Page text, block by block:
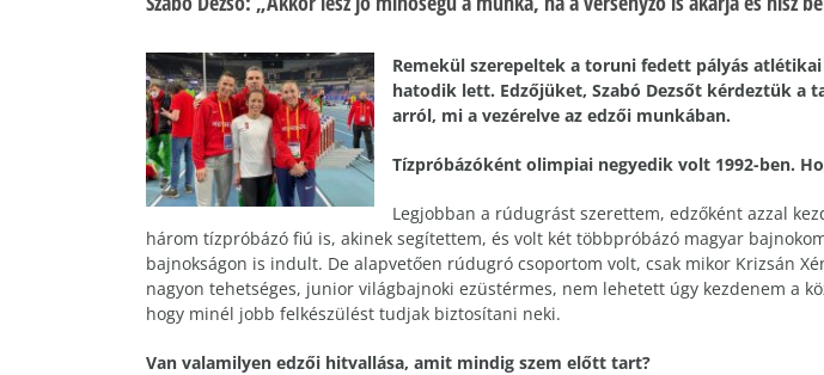
Remekül szerepeltek a toruni fedett pályás
hatodik lett. Edzőjüket, Szabó Dezsőt kérdeztük a
arról, mi a vezérelve az edzői munkában.
Tízpróbázóként olimpiai negyedik volt 1992-ben.
Legjobban a rúdugrást szerettem, edzőként azzal
három tízpróbázó fiú is, akinek segítettem, és volt két többpróbázó magyar
bajnokságon is indult. De alapvetően rúdugró csoportom volt, csak mikor Krizsán
nagyon tehetséges, junior világbajnoki ezüstérmes, nem lehetett úgy kezdenem a
hogy minél jobb felkészülést tudjak biztosítani neki.
Van valamilyen edzői hitvallása, amit mindig szem előtt tart?